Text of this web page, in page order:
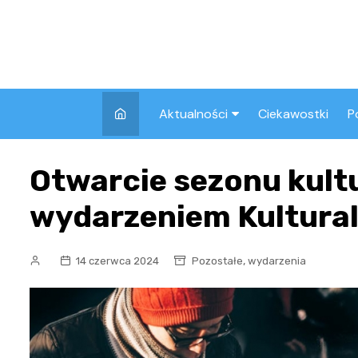
Aktualności
Pozostałe
Ciekawostki
Otwarcie sezonu
wydarzeniem
14 czerwca 2024 Pozostałe, wydarzenia